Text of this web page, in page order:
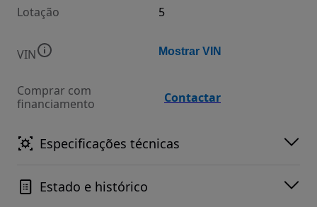
Lotação 5
VIN Mostrar VIN
Comprar com
financiamento
Contactar
Especificações técnicas
Estado e histórico